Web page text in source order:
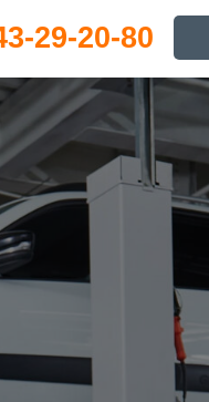
29-20-80